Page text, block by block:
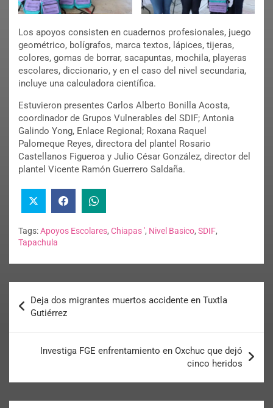
Los apoyos consisten en cuadernos profesionales, juego
geométrico, bolígrafos, marca textos, lápices, tijeras,
colores, gomas de borrar, sacapuntas, mochila, playeras
escolares, diccionario, y en el caso del nivel secundaria,
incluye una calculadora científica.
Estuvieron presentes Carlos Alberto Bonilla Acosta,
coordinador de Grupos Vulnerables del SDIF; Antonia
Galindo Yong, Enlace Regional; Roxana Raquel
Palomeque Reyes, directora del plantel Rosario
Castellanos Figueroa y Julio César González, director del
plantel Vicente Ramón Guerrero Saldaña.
Tags:Apoyos Escolares, Chiapas ', Nivel Basico, SDIF,
Tapachula
Deja dos migrantes muertos accidente en Tuxtla
Gutiérrez
Investiga FGE enfrentamiento en Oxchuc que dejó
cinco heridos